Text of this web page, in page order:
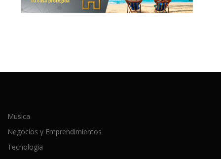
Musica
Negocios y Emprendimientos
Tecnologia